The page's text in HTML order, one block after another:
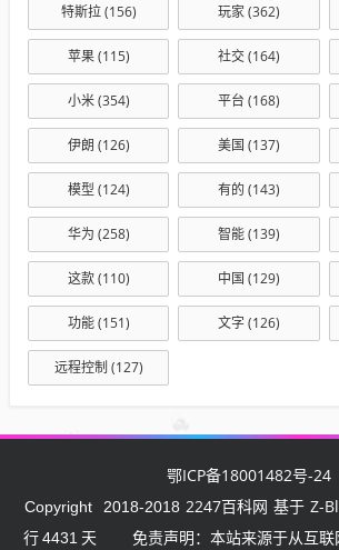
特斯拉(156) 玩家(362)
苹果(115) 社交(164)
小米(354) 平台 (168)
伊朗 (126) 美国 (137)
模型 (124) 有的 (143)
华为 (258) 智能(139)
这款(110) 中国 (129)
功能(151) 文字(126)
远程控制 (127)
鄂ICP备18001482号-24
Copyright 2018-2018 2247百科网 基于 Z-
行4431 天 免责声明：本站来源于从互联